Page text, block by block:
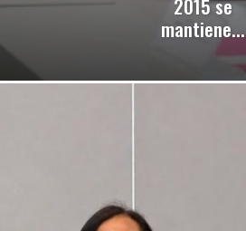
2015 se
mantiene...